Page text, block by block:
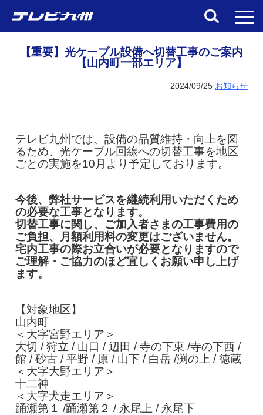
【重要】光ケーブル設備へ切替工事のご案内
【山内町一部エリア】
2024/09/25 お知らせ
テレビ九州では、設備の品質維持・向上を図
るため、光ケーブル回線への切替工事を地区
ごとの実施を10月より予定しております。
今後、弊社サービスを継続利用いただくため
の必要な工事となります。
切替工事に関し、ご加入者さまの工事費用の
ご負担、月額利用料の変更はございません。
宅内工事の際お立合いが必要となりますので
ご理解・ご協力のほど宜しくお願い申し上げ
ます。
【対象地区】
山内町
＜大字宮野エリア＞
大切 / 狩立 / 山口 / 辺田 / 寺の下東 /寺の下西 /
館 / 砂古 / 平野 / 原 / 山下 / 白岳 /渕の上 / 徳蔵
＜大字大野エリア＞
十二神
＜大字犬走エリア＞
踊瀬第１ /踊瀬第２ / 永尾上 / 永尾下